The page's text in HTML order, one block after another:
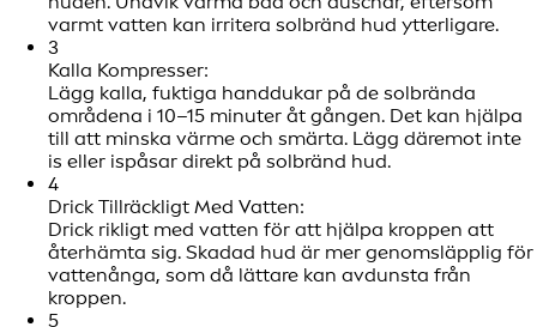
varmt vatten kan irritera solbränd hud ytterligare.
3
Kalla Kompresser:
Lägg kalla, fuktiga handdukar på de solbrända
områdena i 10–15 minuter åt gången. Det kan hjälpa
till att minska värme och smärta. Lägg däremot inte
is eller ispåsar direkt på solbränd hud.
4
Drick Tillräckligt Med Vatten:
Drick rikligt med vatten för att hjälpa kroppen att
återhämta sig. Skadad hud är mer genomsläpplig för
vattenånga, som då lättare kan avdunsta från
kroppen.
5